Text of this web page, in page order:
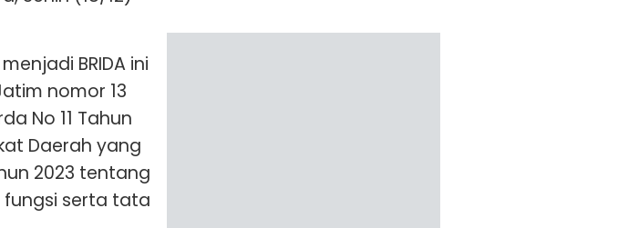
BRIDA ini
nomor 13
No 11 Tahun
Daerah yang
2023 tentang
fungsi serta tata